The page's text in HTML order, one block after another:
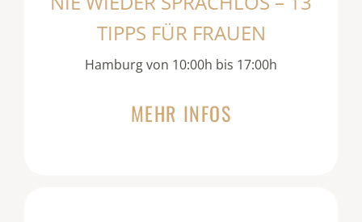
TIPPS FÜR FRAUEN
Hamburg von 10:00h bis 17:00h
MEHR INFOS